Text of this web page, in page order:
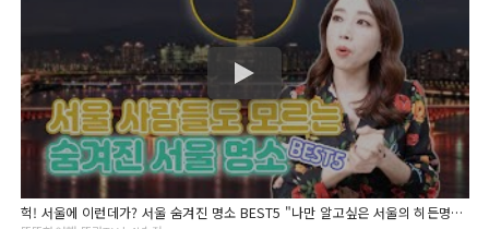
헉! 서울에 이런데가? 서울 숨겨진 명소 BEST5 "나만 알고싶은 서울의 히든명소 5군데"